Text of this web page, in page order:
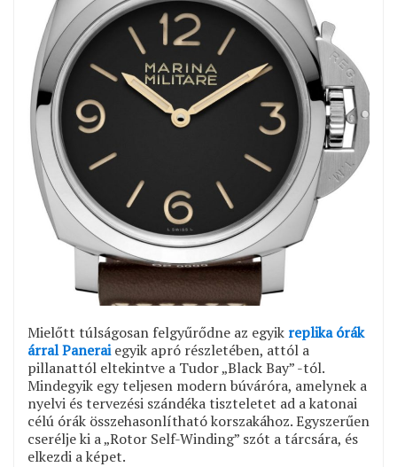
Mielőtt túlságosan felgyűrődne az egyik replika órák
árral Paneraiegyik apró részletében, attól a
pillanattól eltekintve a Tudor „Black Bay” -tól.
Mindegyik egy teljesen modern búváróra, amelynek a
nyelvi és tervezési szándéka tiszteletet ad a katonai
célú órák összehasonlítható korszakához. Egyszerűen
cserélje ki a „Rotor Self-Winding” szót a tárcsára, és
elkezdi a képet.